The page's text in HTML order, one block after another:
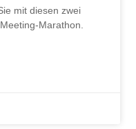
mit diesen zwei
Marathon.